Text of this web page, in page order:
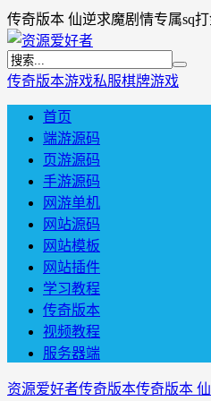
传奇版本 仙逆求魔剧情专属sq
传奇版本游戏私服棋牌游戏
首页
端游源码
页游源码
手游源码
网游单机
网站源码
网站模板
网站插件
学习教程
传奇版本
视频教程
服务器端
资源爱好者传奇版本传奇版本